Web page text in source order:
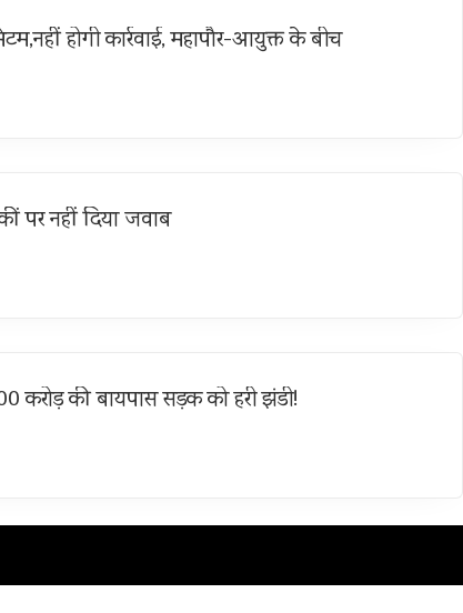
होगी कार्रवाई, महापौर-आयुक्त के बीच
पर नहीं दिया जवाब
करोड़ की बायपास सड़क को हरी झंडी!